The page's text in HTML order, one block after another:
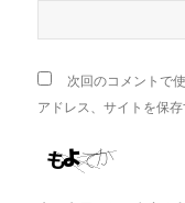
次回のコメントで
アドレス、サイトを保存